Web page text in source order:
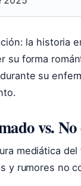
la historia
su forma
su
vs.
mediática
y rumores no